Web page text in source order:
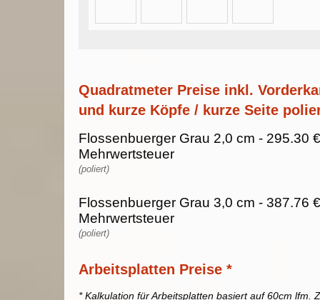
Quadratmeter Preise inkl.
und kurze Köpfe / kurze Seite
Flossenbuerger Grau 2,0 cm - 295.30
Mehrwertsteuer
(poliert)
Flossenbuerger Grau 3,0 cm - 387.76
Mehrwertsteuer
(poliert)
Arbeitsplatten Preise *
* Kalkulation für Arbeitsplatten basiert auf 60cm lfm.